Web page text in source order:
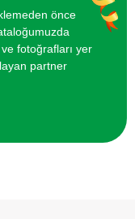
önce
fotoğrafları yer
partner